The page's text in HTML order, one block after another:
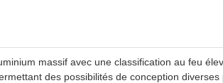
massif avec une classification au feu
des possibilités de conception